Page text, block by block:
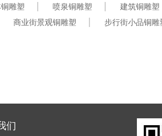
雕塑 喷泉铜雕塑 建筑铜雕塑
商业街景观铜雕塑 步行街小品铜雕
们